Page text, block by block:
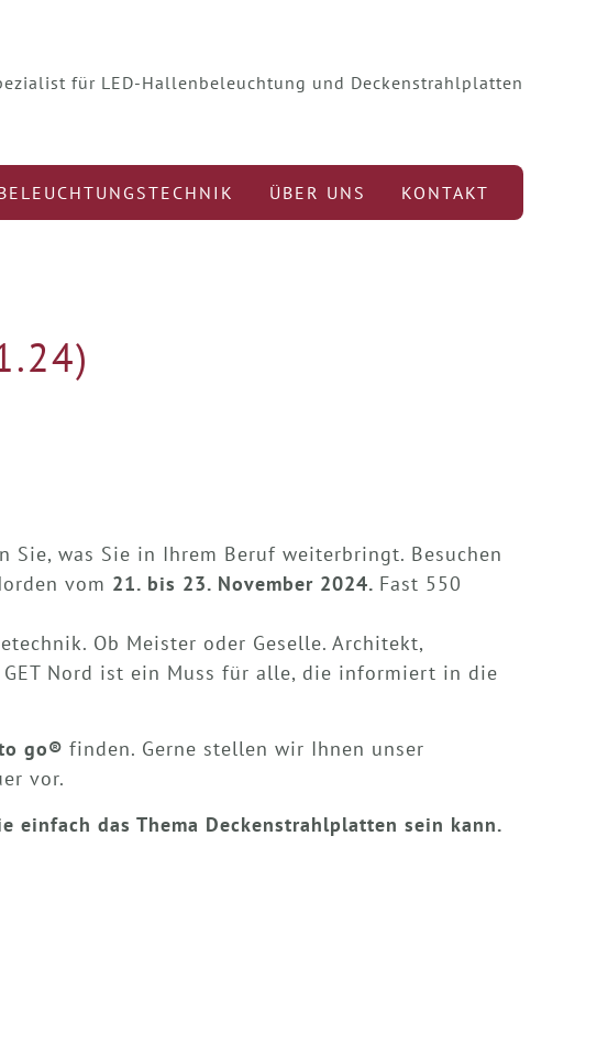
für LED-Hallenbeleuchtung und Deckenstrahlplatten
ÜBER UNS KONTAKT
Sie, was Sie in Ihrem Beruf weiterbringt. Besuchen
vom 21. bis 23. November 2024. Fast 550
Ob Meister oder Geselle. Architekt,
Nord ist ein Muss für alle, die informiert in die
go® finden. Gerne stellen wir Ihnen unser
vor.
einfach das Thema Deckenstrahlplatten sein kann.